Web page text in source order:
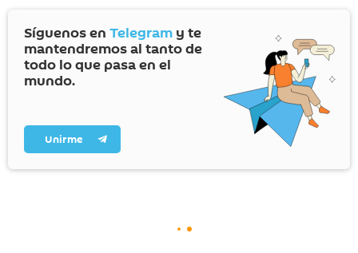
Síguenos en Telegram y te
mantendremos al tanto de
todo lo que pasa en el
mundo.
Unirme